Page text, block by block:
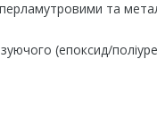
та
(епоксид/